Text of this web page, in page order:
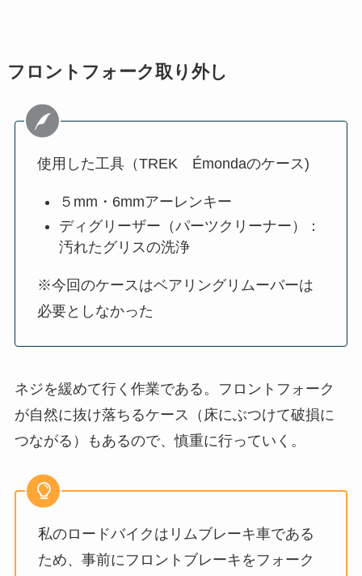
フロントフォーク取り外し
使用した工具（TREK Émondaのケース)
５mm・6mmアーレンキー
ディグリーザー（パーツクリーナー）：
汚れたグリスの洗浄
※今回のケースはベアリングリムーバーは
必要としなかった
ネジを緩めて行く作業である。フロントフォーク
が自然に抜け落ちるケース（床にぶつけて破損に
つながる）もあるので、慎重に行っていく。
私のロードバイクはリムブレーキ車である
ため、事前にフロントブレーキをフォーク